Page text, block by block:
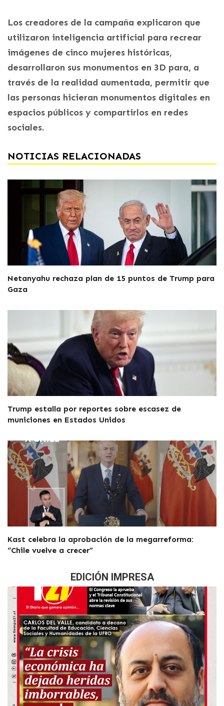
Los creadores de la campaña explicaron que
utilizaron inteligencia artificial para recrear
imágenes de cinco mujeres históricas,
desarrollaron sus monumentos en 3D para, a
través de la realidad aumentada, permitir que
las personas hicieran monumentos digitales en
espacios públicos y compartirlos en redes
sociales.
NOTICIAS RELACIONADAS
Netanyahu rechaza plan de 15 puntos de Trump para
Gaza
Trump estalla por reportes sobre escasez de
municiones en Estados Unidos
Kast celebra la aprobación de la megarreforma:
“Chile vuelve a crecer”
EDICIÓN IMPRESA